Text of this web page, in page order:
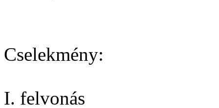
Cselekmény:
I. felvonás